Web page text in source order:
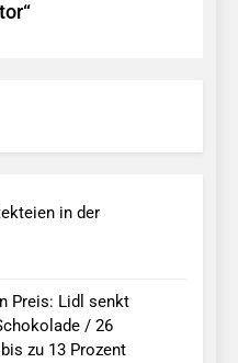
in der
Preis: Lidl senkt
/ 26
zu 13 Prozent